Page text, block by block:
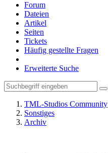
Forum
Dateien
Artikel
Seiten
Tickets
Häufig gestellte Fragen
Erweiterte Suche
TML-Studios Community
Sonstiges
Archiv